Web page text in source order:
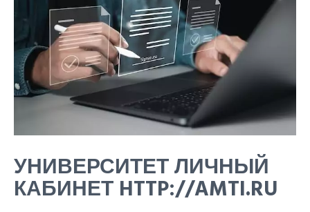
УНИВЕРСИТЕТ ЛИЧНЫЙ
КАБИНЕТ HTTP://AMTI.RU